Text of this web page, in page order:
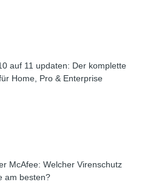
auf 11 updaten: Der komplette
Home, Pro & Enterprise
McAfee: Welcher Virenschutz
am besten?